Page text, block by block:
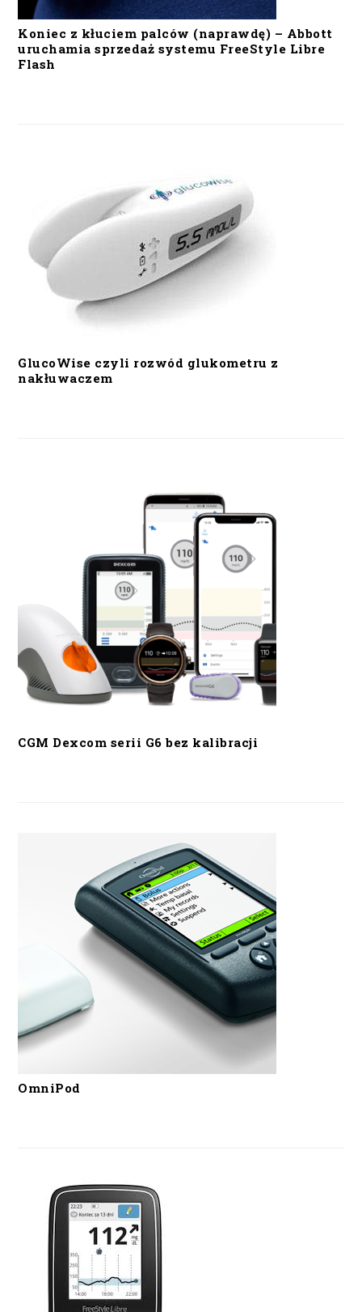
Koniec z kłuciem palców (naprawdę) – Abbott
uruchamia sprzedaż systemu FreeStyle Libre
Flash
GlucoWise czyli rozwód glukometru z
nakłuwaczem
CGM Dexcom serii G6 bez kalibracji
OmniPod